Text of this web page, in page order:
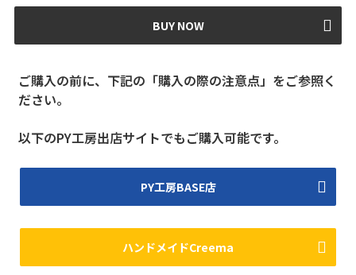
BUY NOW
ご購入の前に、下記の「購入の際の注意点」をご参照く
ださい。
以下のPY工房出店サイトでもご購入可能です。
PY工房BASE店
ハンドメイドCreema